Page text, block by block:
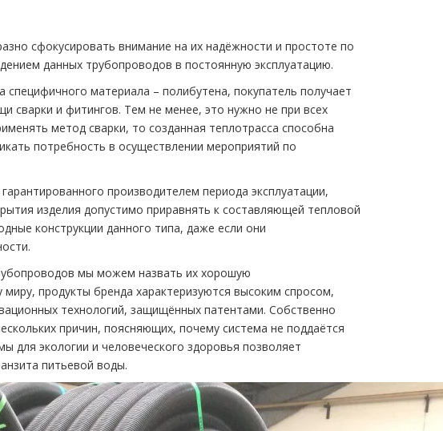
сфокусировать внимание на их надёжности и простоте по
данных трубопроводов в постоянную эксплуатацию.
материала – полибутена, покупатель получает
сварки и фитингов. Тем не менее, это нужно не при всех
метод сварки, то созданная теплотрасса способна
потребность в осуществлении мероприятий по
производителем периода эксплуатации,
изделия допустимо приравнять к составляющей тепловой
конструкции данного типа, даже если они
мы можем назвать их хорошую
продукты бренда характеризуются высоким спросом,
технологий, защищённых патентами. Собственно
причин, поясняющих, почему система не поддаётся
для экологии и человеческого здоровья позволяет
питьевой воды.